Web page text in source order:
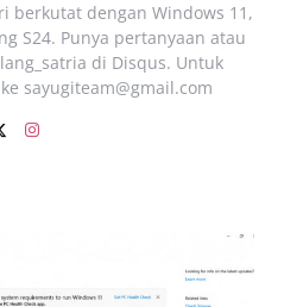
berkutat dengan Windows 11,
S24. Punya pertanyaan atau
di Disqus. Untuk
sayugiteam@gmail.com